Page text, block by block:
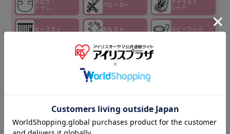
おむつ・
トイレ
ベビーカー
チャイルド
シート
セーフティ おもちゃ ベビーフード
ベビー布団・
寝具
マタニティ
▼ 食品・飲料おすすめ ▼